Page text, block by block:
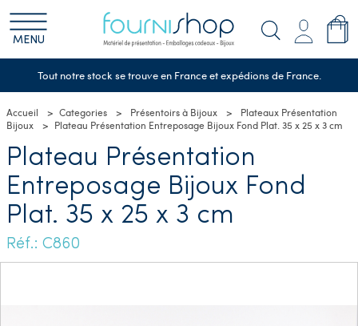
MENU
Tout notre stock se trouve en France et expédions de France.
Accueil Categories Présentoirs à Bijoux
Plateaux Présentation
Bijoux
Plateau Présentation Entreposage Bijoux Fond Plat. 35 x 25 x 3 cm
Plateau Présentation
Entreposage Bijoux Fond
Plat. 35 x 25 x 3 cm
Réf.: C860